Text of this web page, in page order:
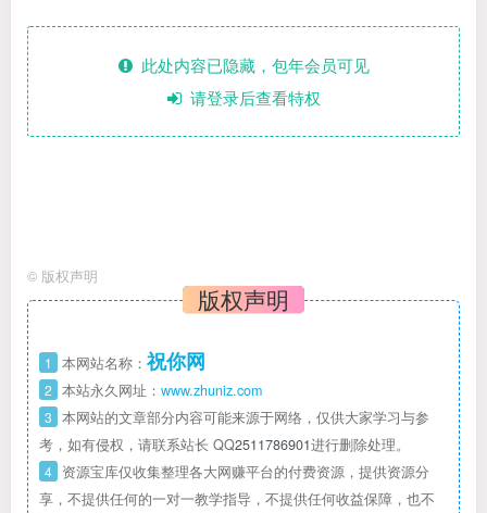
此处内容已隐藏，包年会员可见
请登录后查看特权
© 版权声明
版权声明
1 本网站名称： 祝你网
2 本站永久网址： www.zhuniz.com
3 本网站的文章部分内容可能来源于网络，仅供大家学习与参
考，如有侵权，请联系站长 QQ2511786901进行删除处理。
4 资源宝库仅收集整理各大网赚平台的付费资源，提供资源分
享，不提供任何的一对一教学指导，不提供任何收益保障，也不